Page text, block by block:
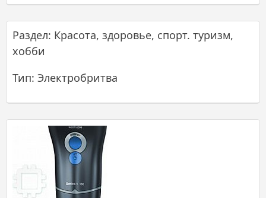
Раздел: Красота, здоровье, спорт. туризм,
хобби
Тип: Электробритва